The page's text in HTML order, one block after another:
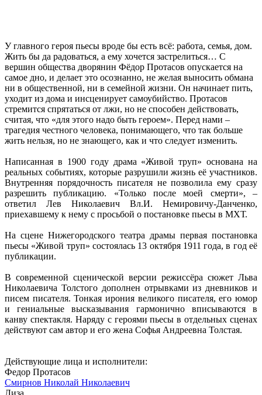
У главного героя пьесы вроде бы есть всё: работа, семья, дом.
Жить бы да радоваться, а ему хочется застрелиться… С
вершин общества дворянин Фёдор Протасов опускается на
самое дно, и делает это осознанно, не желая выносить обмана
ни в общественной, ни в семейной жизни. Он начинает пить,
уходит из дома и инсценирует самоубийство. Протасов
стремится спрятаться от лжи, но не способен действовать,
считая, что «для этого надо быть героем». Перед нами –
трагедия честного человека, понимающего, что так больше
жить нельзя, но не знающего, как и что следует изменить.
Написанная в 1900 году драма «Живой труп» основана на
реальных событиях, которые разрушили жизнь её участников.
Внутренняя порядочность писателя не позволила ему сразу
разрешить публикацию. «Только после моей смерти», –
ответил Лев Николаевич Вл.И. Немировичу-Данченко,
приехавшему к нему с просьбой о постановке пьесы в МХТ.
На сцене Нижегородского театра драмы первая постановка
пьесы «Живой труп» состоялась 13 октября 1911 года, в год её
публикации.
В современной сценической версии режиссёра сюжет Льва
Николаевича Толстого дополнен отрывками из дневников и
писем писателя. Тонкая ирония великого писателя, его юмор
и гениальные высказывания гармонично вписываются в
канву спектакля. Наряду с героями пьесы в отдельных сценах
действуют сам автор и его жена Софья Андреевна Толстая.
Действующие лица и исполнители:
Федор Протасов
Смирнов Николай Николаевич
Лиза